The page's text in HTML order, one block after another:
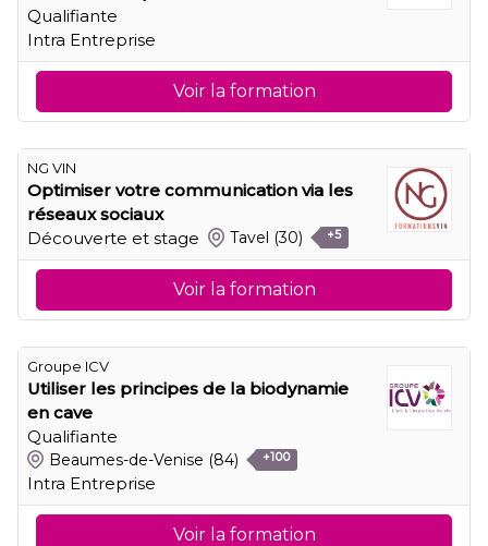
Qualifiante
Intra Entreprise
Voir la formation
NG VIN
Optimiser votre communication via les
réseaux sociaux
Découverte et stage
Tavel (30) +5
Voir la formation
Groupe ICV
Utiliser les principes de la biodynamie
en cave
Qualifiante
Beaumes-de-Venise (84) +100
Intra Entreprise
Voir la formation